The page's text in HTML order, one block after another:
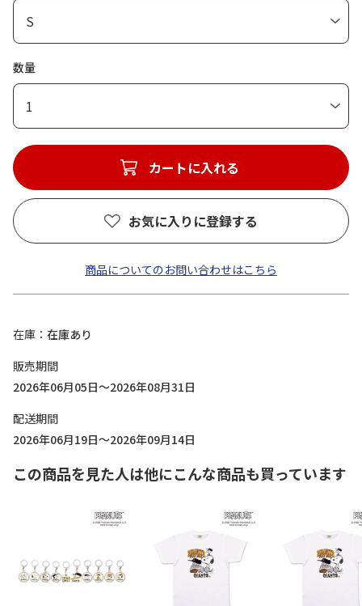
数量
1
カートに入れる
お気に入りに登録する
商品についてのお問い合わせはこちら
在庫
在庫あり
販売期間
2026年06月05日～2026年08月31日
配送期間
2026年06月19日～2026年09月14日
この商品を見た人は他にこんな商品も買っています